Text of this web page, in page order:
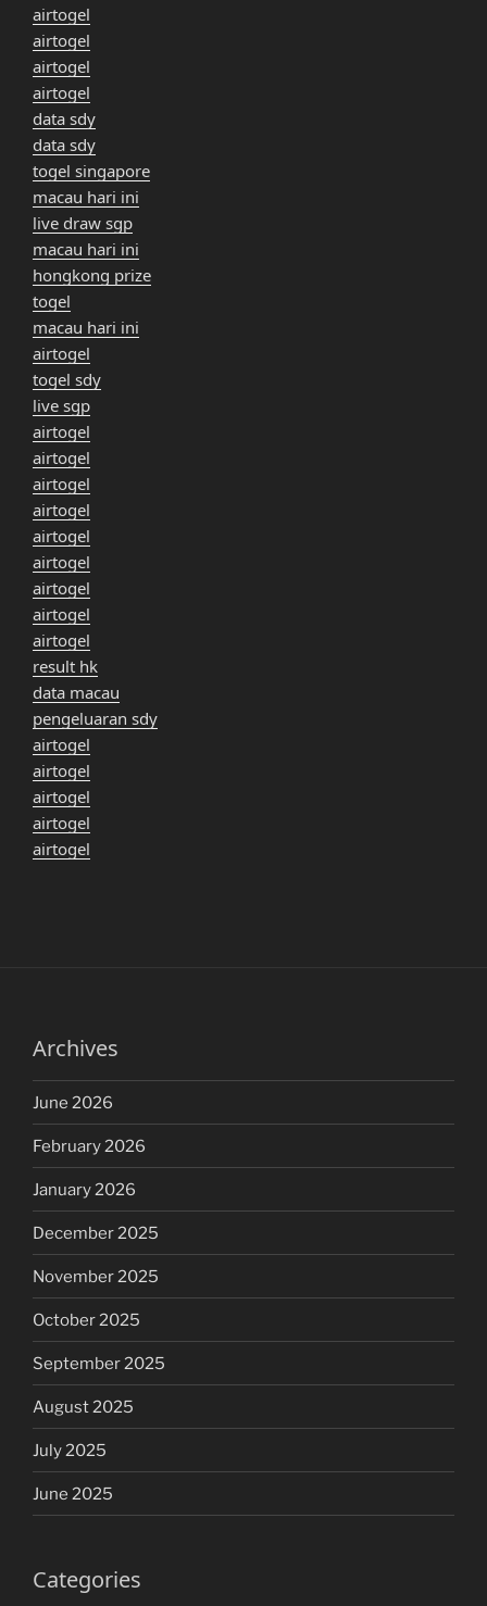
airtogel
airtogel
airtogel
airtogel
data sdy
data sdy
togel singapore
macau hari ini
live draw sgp
macau hari ini
hongkong prize
togel
macau hari ini
airtogel
togel sdy
live sgp
airtogel
airtogel
airtogel
airtogel
airtogel
airtogel
airtogel
airtogel
airtogel
result hk
data macau
pengeluaran sdy
airtogel
airtogel
airtogel
airtogel
airtogel
Archives
June 2026
February 2026
January 2026
December 2025
November 2025
October 2025
September 2025
August 2025
July 2025
June 2025
Categories